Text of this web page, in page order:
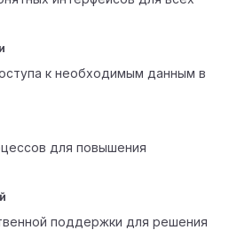
к необходимым данным в
для повышения
поддержки для решения